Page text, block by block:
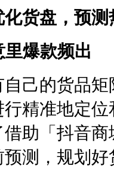
货盘，预测
爆款频出
的货品矩
精准地定
助「抖音
测，规划